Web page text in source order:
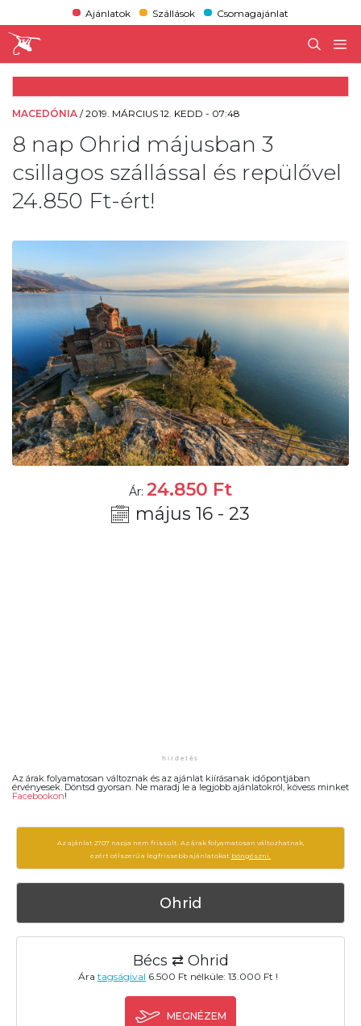
Ajánlatok Szállások Csomagajánlat
MACEDÓNIA /2019. MÁRCIUS 12. KEDD - 07:48
8 nap Ohrid májusban 3
csillagos szállással és repülővel
24.850 Ft-ért!
Ár: 24.850 Ft
május 16 - 23
Az árak folyamatosan változnak és az ajánlat kiírásanak időpontjában
érvényesek. Döntsd gyorsan. Ne maradj le a legjobb ajánlatokról, kövess minket
Facebookon!
Az ajánlat 2707 napja nem frissült. Az árak folyamatosan változhatnak,
ezért célszerű a legfrissebb ajánlatokat böngészni.
Ohrid
Bécs ⇄ Ohrid
Ára tagságival 6.500 Ft nélküle: 13.000 Ft !
MEGNÉZEM